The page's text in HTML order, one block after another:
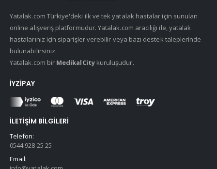
Yatalak.com Türkiye'deki ilk ve tek yatalak hastalar için sunulan
online alışveriş platformudur. Yatalak.com aracılığı ile, yatalak
hastalarınız için siparişler verebilir veya bazı destek taleplerinde
bulunabilirsiniz.
Yatalak.com bir MedikalCitykuruluşudur.
İYZIPAY
İLETIŞIM BILGILERI
Telefon:
0544 928 25 25
Email: